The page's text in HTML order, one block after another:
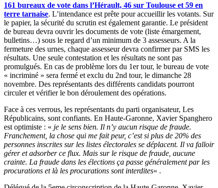
161 bureaux de vote dans l’Hérault, 46 sur Toulouse et 59 en
terre tarnaise. L’intendance est prête pour accueillir les votants. Sur
le papier, la sécurité du scrutin est également garantie. Le président
de bureau devra ouvrir les documents de vote (liste émargement,
bulletins…) sous le regard d’un minimum de 3 assesseurs. A la
fermeture des urnes, chaque assesseur devra confirmer par SMS les
résultats. Une seule contestation et les résultats ne sont pas
promulgués. En cas de problème lors du 1er tour, le bureau de vote
« incriminé » sera fermé et exclu du 2nd tour, le dimanche 28
novembre. Des représentants des différents candidats pourront
circuler et vérifier le bon déroulement des opérations.
Face à ces verrous, les représentants du parti organisateur, Les
Républicains, sont confiants. En Haute-Garonne, Xavier Spanghero
est optimiste : « je le sens bien. Il n’y aucun risque de fraude.
Franchement, la chose qui me fait peur, c’est si plus de 20% des
personnes inscrites sur les listes électorales se déplacent. Il va falloir
gérer et adsorber ce flux. Mais sur le risque de fraude, aucune
crainte. La fraude dans les élections ça passe généralement par les
procurations et là les procurations sont interdites« .